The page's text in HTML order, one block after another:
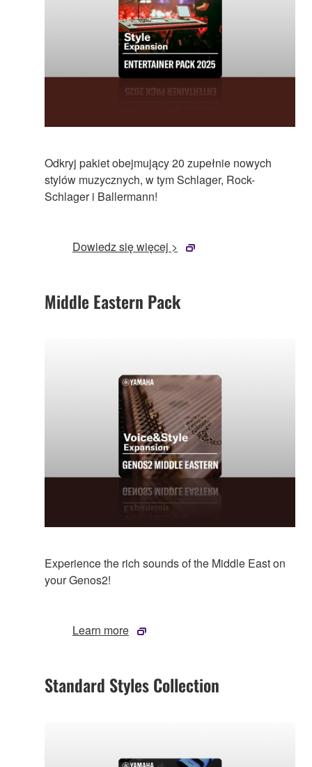
Odkryj pakiet obejmujący 20 zupełnie nowych
stylów muzycznych, w tym Schlager, Rock-
Schlager i Ballermann!
Dowiedz się więcej >
Middle Eastern Pack
Experience the rich sounds of the Middle East on
your Genos2!
Learn more
Standard Styles Collection